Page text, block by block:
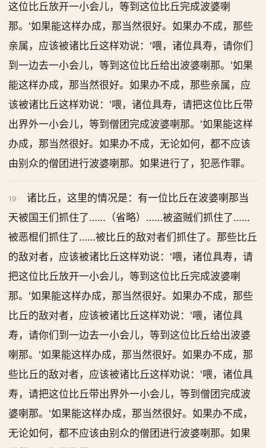
这位比丘放开一小会儿，等到这位比丘完成波婆喇
那。'如果能这样办成，那当然很好。如果办不成，那些
亲属，应该被诸比丘这样劝说：'喂，诸位具寿，请你们
到一边去一小会儿，等到这位比丘给出波婆喇那。'如果
能这样办成，那当然很好。如果办不成，那些亲属，应
该被诸比丘这样劝说：'喂，诸位具寿，请把这位比丘带
出界外一小会儿，等到僧团完成波婆喇那。'如果能这样
办成，那当然很好。如果办不成，无论如何，都不应该
由别众的僧团进行波婆喇那。如果进行了，犯恶作罪。
19
诸比丘，这里的情况是：有一位比丘在波婆喇那当
天被国王们抓住了……（省略）……被盗贼们抓住了……
被恶棍们抓住了……被比丘的敌对者们抓住了。那些比丘
的敌对者，应该被诸比丘这样劝说：'喂，诸位具寿，请
把这位比丘放开一小会儿，等到这位比丘完成波婆喇
那。'如果能这样办成，那当然很好。如果办不成，那些
比丘的敌对者，应该被诸比丘这样劝说：'喂，诸位具
寿，请你们到一边去一小会儿，等到这位比丘给出波婆
喇那。'如果能这样办成，那当然很好。如果办不成，那
些比丘的敌对者，应该被诸比丘这样劝说：'喂，诸位具
寿，请把这位比丘带出界外一小会儿，等到僧团完成波
婆喇那。'如果能这样办成，那当然很好。如果办不成，
无论如何，都不应该由别众的僧团进行波婆喇那。如果